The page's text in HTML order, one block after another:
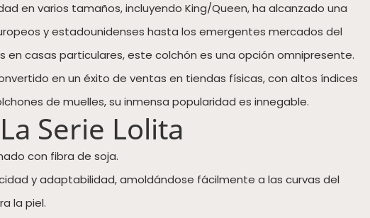
en varios tamaños, incluyendo King/Queen, ha alcanzado una
y estadounidenses hasta los emergentes mercados del
casas particulares, este colchón es una opción omnipresente.
en un éxito de ventas en tiendas físicas, con altos índices
de muelles, su inmensa popularidad es innegable.
Serie Lolita
con fibra de soja.
y adaptabilidad, amoldándose fácilmente a las curvas del
la piel.